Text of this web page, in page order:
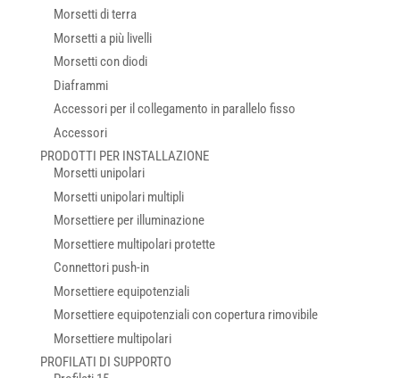
Morsetti di terra
Morsetti a più livelli
Morsetti con diodi
Diaframmi
Accessori per il collegamento in parallelo fisso
Accessori
PRODOTTI PER INSTALLAZIONE
Morsetti unipolari
Morsetti unipolari multipli
Morsettiere per illuminazione
Morsettiere multipolari protette
Connettori push-in
Morsettiere equipotenziali
Morsettiere equipotenziali con copertura rimovibile
Morsettiere multipolari
PROFILATI DI SUPPORTO